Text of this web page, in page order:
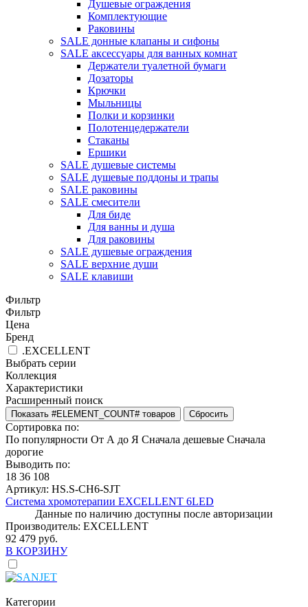
Душевые ограждения
Комплектующие
Раковины
SALE донные клапаны и сифоны
SALE аксессуары для ванных комнат
Держатели туалетной бумаги
Дозаторы
Крючки
Мыльницы
Полки и корзинки
Полотенцедержатели
Стаканы
Ершики
SALE душевые системы
SALE душевые поддоны и трапы
SALE раковины
SALE смесители
Для биде
Для ванны и душа
Для раковины
SALE душевые ограждения
SALE верхние души
SALE клавиши
Фильтр
Фильтр
Цена
Бренд
.EXCELLENT
Выбрать серии
Коллекция
Характеристики
Расширенный поиск
Сортировка по:
По популярности От А до Я Сначала дешевые Сначала
дорогие
Выводить по:
18 36 108
Артикул: HS.S-CH6-SJT
Система хромотерапии EXCELLENT 6LED
Данные по наличию доступны после авторизации
Производитель: EXCELLENT
92 479 руб.
В КОРЗИНУ
Категории